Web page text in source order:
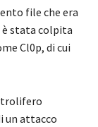
file che era
è stata colpita
Cl0p, di cui
un attacco